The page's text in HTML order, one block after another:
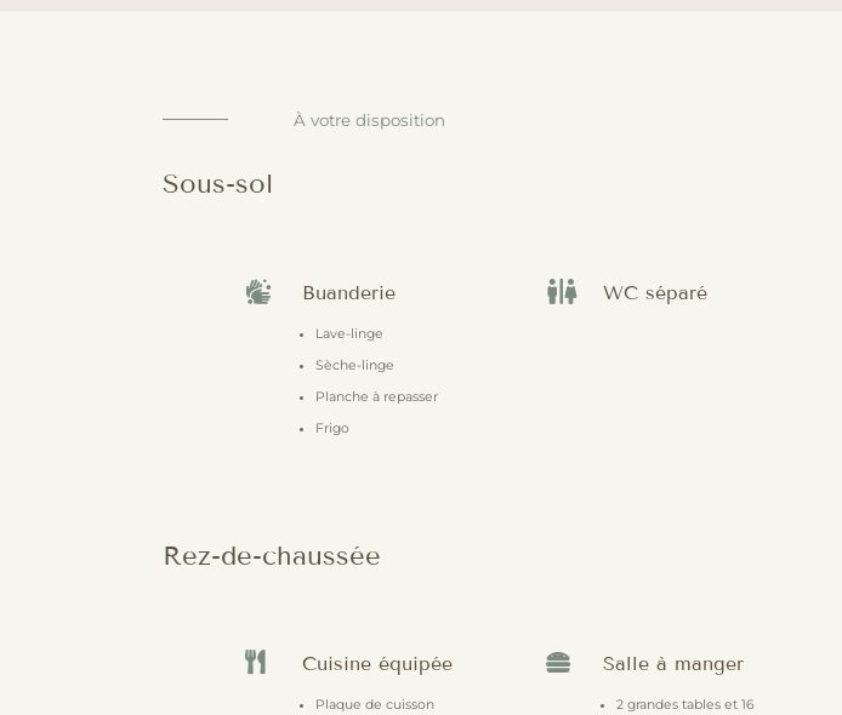
À votre disposition
Sous-sol
 Buanderie
Lave-linge
Sèche-linge
Planche à repasser
Frigo
 WC séparé
Rez-de-chaussée
 Cuisine équipée
Plaque de cuisson
 Salle à manger
2 grandes tables et 16